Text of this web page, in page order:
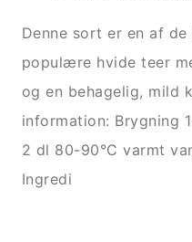
Denne sort er en af
populære hvide teer
og en behagelig, mild
information: Brygning
2 dl 80-90°C varmt
Ingredi